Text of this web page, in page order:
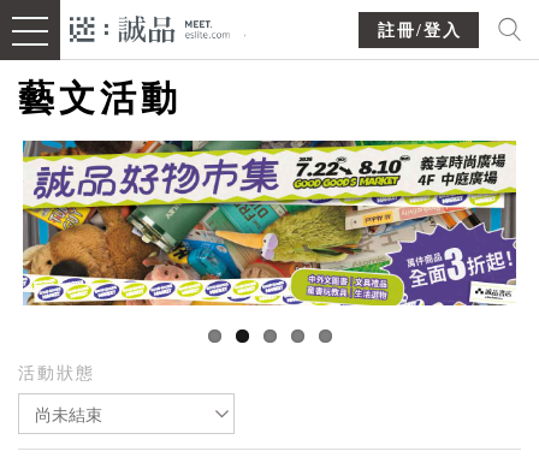
註冊/登入
藝文活動
活動狀態
尚未結束